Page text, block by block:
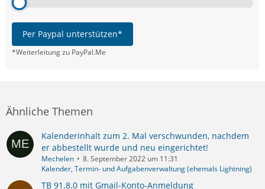
Per Paypal unterstützen*
*Weiterleitung zu PayPal.Me
Ähnliche Themen
Kalenderinhalt zum 2. Mal verschwunden, nachdem
er abbestellt wurde und neu eingerichtet!
Mechelen
8. September 2022 um 11:31
Kalender, Termin- und Aufgabenverwaltung (ehemals Lightning)
TB 91.8.0 mit Gmail-Konto-Anmeldung